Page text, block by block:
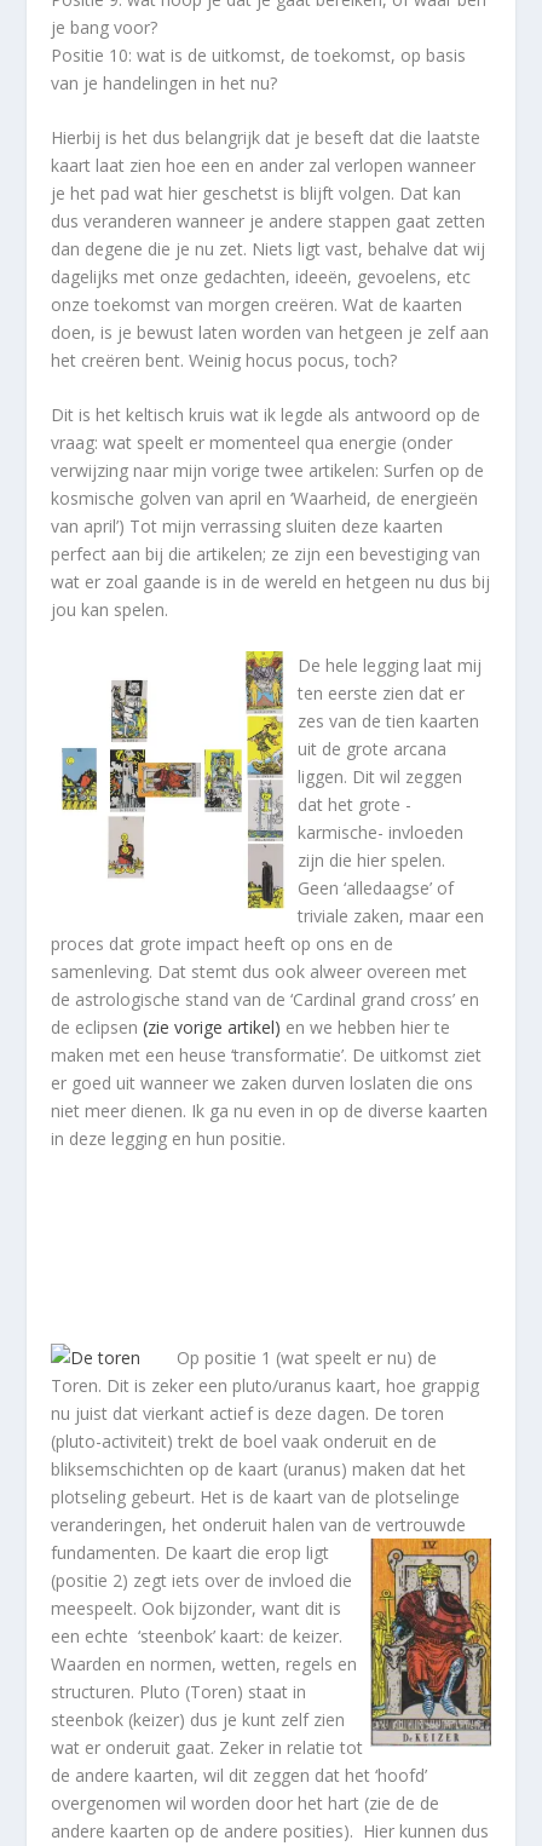
je bang voor?
Positie 10: wat is de uitkomst, de toekomst, op basis
van je handelingen in het nu?
Hierbij is het dus belangrijk dat je beseft dat die laatste
kaart laat zien hoe een en ander zal verlopen wanneer
je het pad wat hier geschetst is blijft volgen. Dat kan
dus veranderen wanneer je andere stappen gaat zetten
dan degene die je nu zet. Niets ligt vast, behalve dat wij
dagelijks met onze gedachten, ideeën, gevoelens, etc
onze toekomst van morgen creëren. Wat de kaarten
doen, is je bewust laten worden van hetgeen je zelf aan
het creëren bent. Weinig hocus pocus, toch?
Dit is het keltisch kruis wat ik legde als antwoord op de
vraag: wat speelt er momenteel qua energie (onder
verwijzing naar mijn vorige twee artikelen: Surfen op de
kosmische golven van april en ‘Waarheid, de energieën
van april’) Tot mijn verrassing sluiten deze kaarten
perfect aan bij die artikelen; ze zijn een bevestiging van
wat er zoal gaande is in de wereld en hetgeen nu dus bij
jou kan spelen.
De hele legging laat mij
ten eerste zien dat er
zes van de tien kaarten
uit de grote arcana
liggen. Dit wil zeggen
dat het grote -
karmische- invloeden
zijn die hier spelen.
Geen ‘alledaagse’ of
triviale zaken, maar een
proces dat grote impact heeft op ons en de
samenleving. Dat stemt dus ook alweer overeen met
de astrologische stand van de ‘Cardinal grand cross’ en
de eclipsen(zie vorige artikel) en we hebben hier te
maken met een heuse ‘transformatie’. De uitkomst ziet
er goed uit wanneer we zaken durven loslaten die ons
niet meer dienen. Ik ga nu even in op de diverse kaarten
in deze legging en hun positie.
Op positie 1 (wat speelt er nu) de
Toren. Dit is zeker een pluto/uranus kaart, hoe grappig
nu juist dat vierkant actief is deze dagen. De toren
(pluto-activiteit) trekt de boel vaak onderuit en de
bliksemschichten op de kaart (uranus) maken dat het
plotseling gebeurt. Het is de kaart van de plotselinge
veranderingen, het onderuit halen van de vertrouwde
fundamenten. De kaart die erop ligt
(positie 2) zegt iets over de invloed die
meespeelt. Ook bijzonder, want dit is
een echte ‘steenbok’ kaart: de keizer.
Waarden en normen, wetten, regels en
structuren. Pluto (Toren) staat in
steenbok (keizer) dus je kunt zelf zien
wat er onderuit gaat. Zeker in relatie tot
de andere kaarten, wil dit zeggen dat het ‘hoofd’
overgenomen wil worden door het hart (zie de de
andere kaarten op de andere posities). Hier kunnen dus